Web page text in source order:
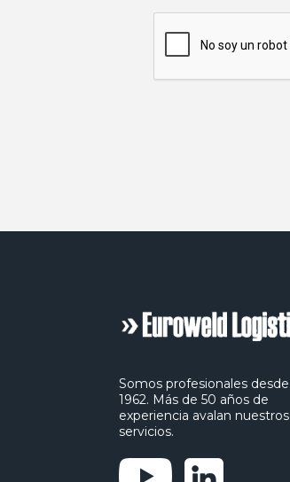
Somos profesionales desde
1962. Más de 50 años de
experiencia avalan nuestros
servicios.